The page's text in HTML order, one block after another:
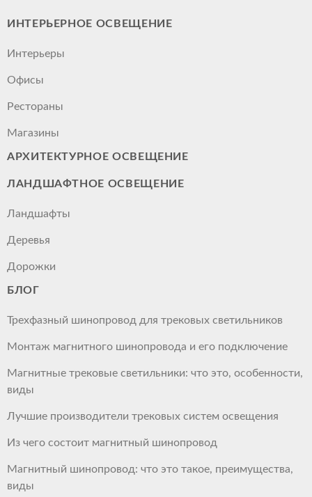
ИНТЕРЬЕРНОЕ ОСВЕЩЕНИЕ
Интерьеры
Офисы
Рестораны
Магазины
АРХИТЕКТУРНОЕ ОСВЕЩЕНИЕ
ЛАНДШАФТНОЕ ОСВЕЩЕНИЕ
Ландшафты
Деревья
Дорожки
БЛОГ
Трехфазный шинопровод для трековых светильников
Монтаж магнитного шинопровода и его подключение
Магнитные трековые светильники: что это, особенности,
виды
Лучшие производители трековых систем освещения
Из чего состоит магнитный шинопровод
Магнитный шинопровод: что это такое, преимущества,
виды